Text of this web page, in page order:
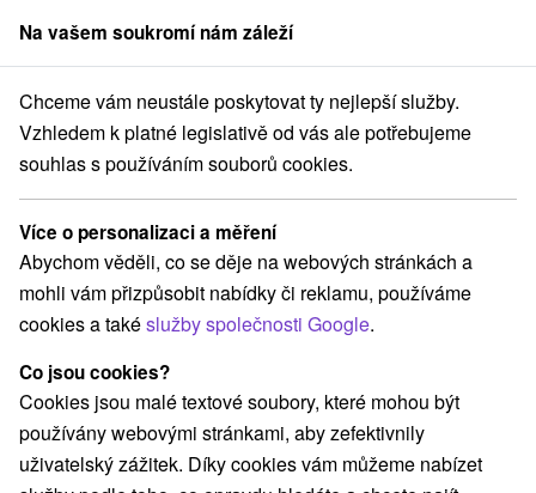
člen skupinySorger
Atrakce na Slovensku Turistické atrakcie Jasná
Turistické atrakcie Jasná
Kategorie
Všechny kategorie
Štíty(5)
Túry a turistické chodníky(7) Lyžiarske strediská
Horské chaty (2)
Detské centrá a mestečká(1) Vodopády (1)
Pamätníky (1) Atrakce s dětmi (12)
Jazerá, plesá, vodné nádrže(1) Escaperoom (1)
ZOO a zvieracie farmy(1) Múzeá a galérie(2)
Na vašem soukromí nám záleží
Chceme vám neustále poskytovat ty nejlepší služby.
Vzhledem k platné legislativě od vás ale potřebujeme
souhlas s používáním souborů cookies.
Více o personalizaci a měření
Abychom věděli, co se děje na webových stránkách a
mohli vám přizpůsobit nabídky či reklamu, používáme
cookies a takéslužby společnosti Google.
Co jsou cookies?
Cookies jsou malé textové soubory, které mohou být
používány webovými stránkami, aby zefektivnily
uživatelský zážitek. Díky cookies vám můžeme nabízet